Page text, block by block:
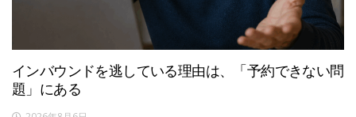
インバウンドを逃している理由は、「予約できない問
題」にある